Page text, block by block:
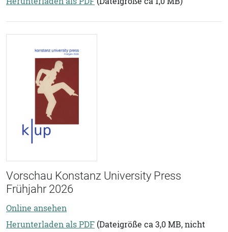
Vorschau Konstanz University Press
Frühjahr 2026
Online ansehen
Herunterladen als PDF (Dateigröße ca 3,0 MB, nicht